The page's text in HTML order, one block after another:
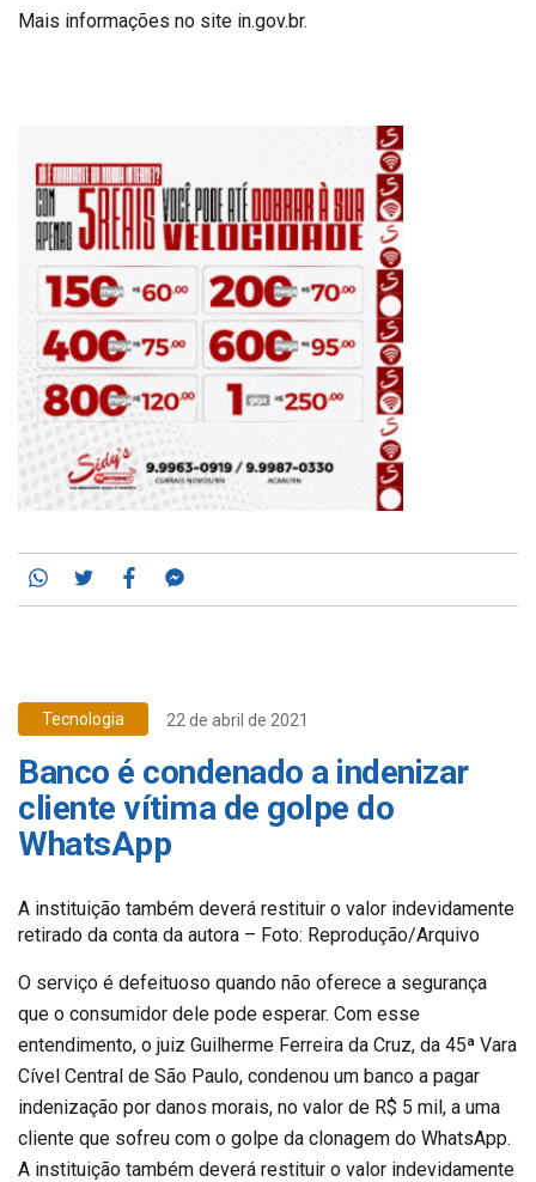
Mais informações no site in.gov.br.
Whatsapp
TwitterFacebook
Tecnologia 22 de abril de 2021
Banco é condenado a indenizar
cliente vítima de golpe do
WhatsApp
A instituição também deverá restituir o valor indevidamente
retirado da conta da autora – Foto: Reprodução/Arquivo
O serviço é defeituoso quando não oferece a segurança
que o consumidor dele pode esperar. Com esse
entendimento, o juiz Guilherme Ferreira da Cruz, da 45ª Vara
Cível Central de São Paulo, condenou um banco a pagar
indenização por danos morais, no valor de R$ 5 mil, a uma
cliente que sofreu com o golpe da clonagem do WhatsApp.
A instituição também deverá restituir o valor indevidamente